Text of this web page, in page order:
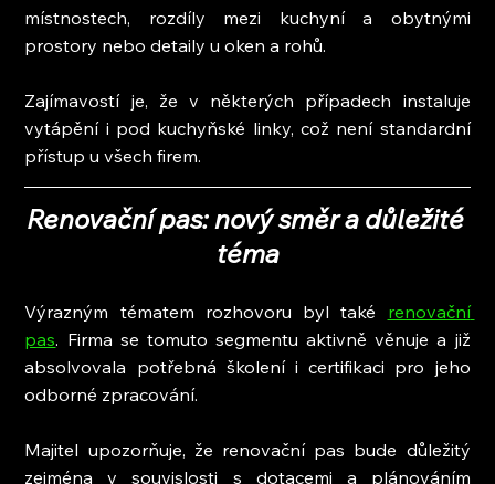
místnostech, rozdíly mezi kuchyní a obytnými
prostory nebo detaily u oken a rohů.
Zajímavostí je, že v některých případech instaluje
vytápění i pod kuchyňské linky, což není standardní
přístup u všech firem.
Renovační pas: nový směr a důležité
téma
Výrazným tématem rozhovoru byl také renovační
pas. Firma se tomuto segmentu aktivně věnuje a již
absolvovala potřebná školení i certifikaci pro jeho
odborné zpracování.
Majitel upozorňuje, že renovační pas bude důležitý
zejména v souvislosti s dotacemi a plánováním